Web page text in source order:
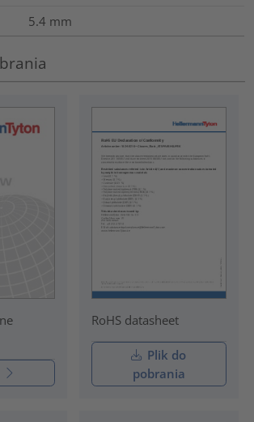
5.4 mm
RoHS datasheet
Plik do
pobrania